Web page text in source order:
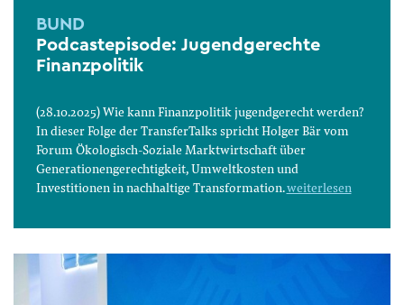
BUND
Podcastepisode: Jugendgerechte
Finanzpolitik
(28.10.2025) Wie kann Finanzpolitik jugendgerecht werden?
In dieser Folge der TransferTalks spricht Holger Bär vom
Forum Ökologisch-Soziale Marktwirtschaft über
Generationengerechtigkeit, Umweltkosten und
Investitionen in nachhaltige Transformation.weiterlesen